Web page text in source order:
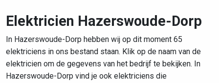
Elektricien Hazerswoude-Dorp
In Hazerswoude-Dorp hebben wij op dit moment 65
elektriciens in ons bestand staan. Klik op de naam van de
elektricien om de gegevens van het bedrijf te bekijken. In
Hazerswoude-Dorp vind je ook elektriciens die